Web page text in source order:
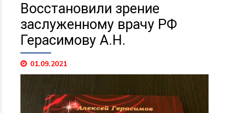
Восстановили зрение
заслуженному врачу РФ
Герасимову А.Н.
01.09.2021